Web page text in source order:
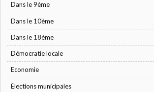
Dans le 9ème
Dans le 10ème
Dans le 18ème
Démocratie locale
Economie
Élections municipales